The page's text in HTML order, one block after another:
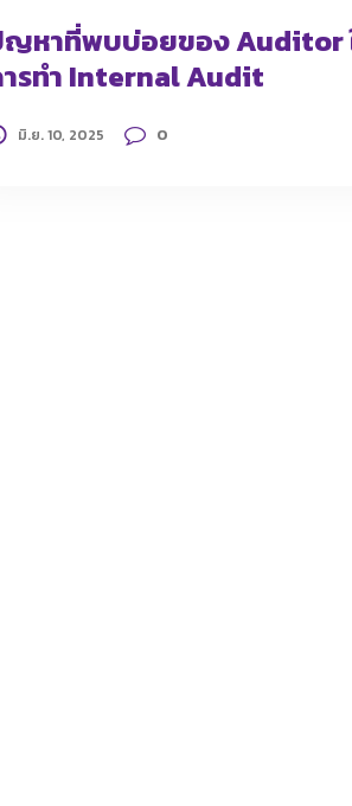
หาที่พบบ่อยของ Auditor
รทำ Internal Audit
มิ.ย. 10, 2025 0